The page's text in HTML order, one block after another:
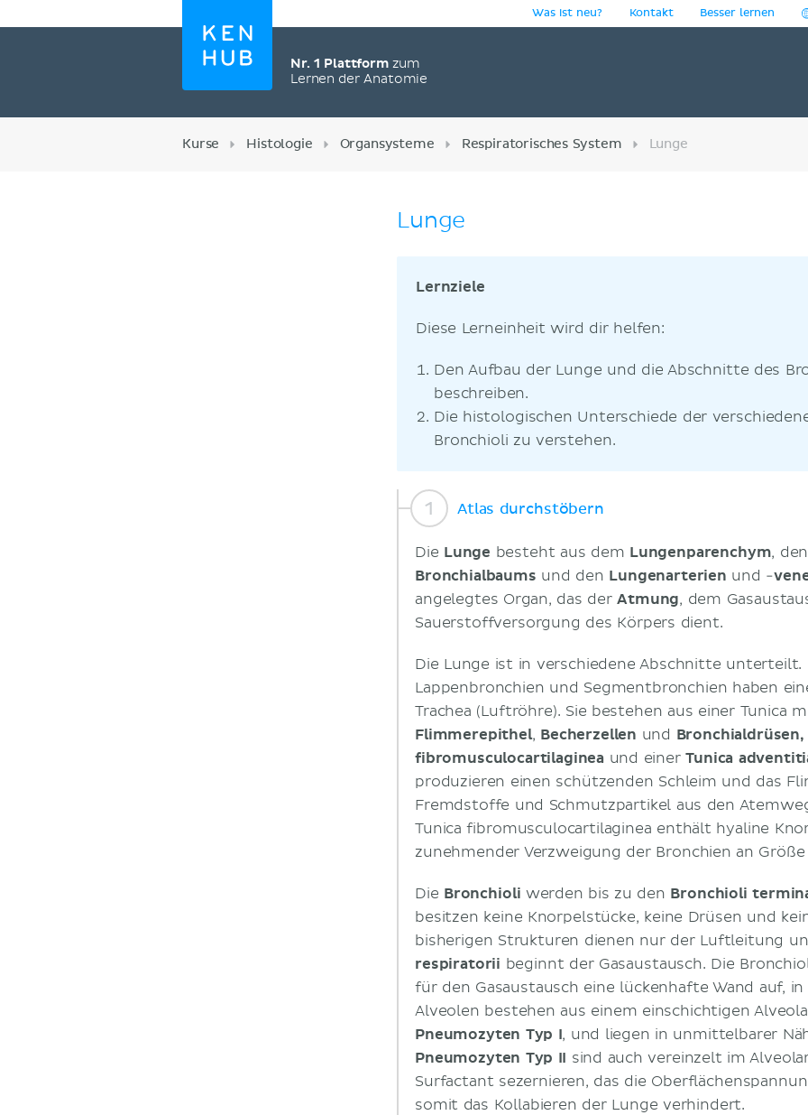
Nr. 1 Plattformzum
Lernen der Anatomie
Was ist neu? Kontakt Besser lernen
Kurse Histologie Organsysteme Respiratorisches System Lunge
Lunge
Lernziele
Diese Lerneinheit wird dir helfen:
Den Aufbau der Lunge und die Abschnitte des
beschreiben.
Die histologischen Unterschiede der
Bronchioli zu verstehen.
Atlas durchstöbern
Die Lunge besteht aus dem Lungenparenchym,
Bronchialbaums und den Lungenarterien und -
angelegtes Organ, das derAtmung, dem
Sauerstoffversorgung des Körpers dient.
Die Lunge ist in verschiedene Abschnitte unterteilt.
Lappenbronchien und Segmentbronchien haben
Trachea (Luftröhre). Sie bestehen aus einer Tunica
Flimmerepithel, Becherzellen und Bronchialdrüsen,
fibromusculocartilaginea und einerTunica
produzieren einen schützenden Schleim und das
Fremdstoffe und Schmutzpartikel aus den
Tunica fibromusculocartilaginea enthält hyaline
zunehmender Verzweigung der Bronchien an
Die Bronchioli werden bis zu den Bronchioli
besitzen keine Knorpelstücke, keine Drüsen und
bisherigen Strukturen dienen nur der Luftleitung
respiratorii beginnt der Gasaustausch. Die
für den Gasaustausch eine lückenhafte Wand auf,
Alveolen bestehen aus einem einschichtigen
Pneumozyten Typ I, und liegen in unmittelbarer
Pneumozyten Typ II sind auch vereinzelt im
Surfactant sezernieren, das die
somit das Kollabieren der Lunge verhindert.